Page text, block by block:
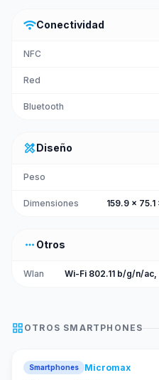
wifiConectividad
NFC
Red
Bluetooth
design_servicesDiseño
Peso
Dimensiones 159.9 x
more_horiz Otros
Wlan Wi-Fi 802.11 b/g/n/
grid_view OTROS SMARTPHONES
Smartphones Micromax